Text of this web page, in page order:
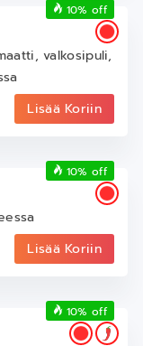
valkosipuli,
Lisää Koriin
10% off
Lisää Koriin
10% off
10% off